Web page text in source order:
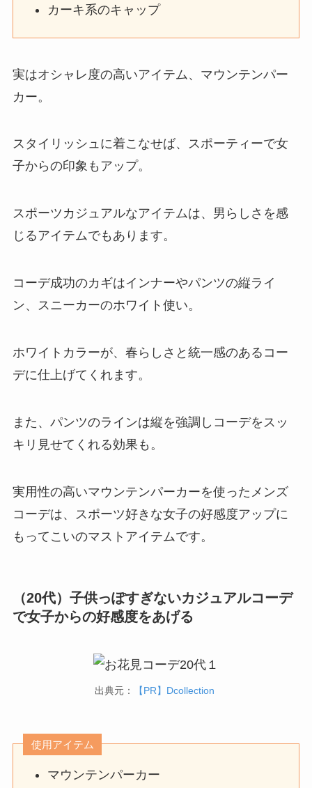
カーキ系のキャップ
実はオシャレ度の高いアイテム、マウンテンパー
カー。
スタイリッシュに着こなせば、スポーティーで女
子からの印象もアップ。
スポーツカジュアルなアイテムは、男らしさを感
じるアイテムでもあります。
コーデ成功のカギはインナーやパンツの縦ライ
ン、スニーカーのホワイト使い。
ホワイトカラーが、春らしさと統一感のあるコー
デに仕上げてくれます。
また、パンツのラインは縦を強調しコーデをスッ
キリ見せてくれる効果も。
実用性の高いマウンテンパーカーを使ったメンズ
コーデは、スポーツ好きな女子の好感度アップに
もってこいのマストアイテムです。
（20代）子供っぽすぎないカジュアルコーデ
で女子からの好感度をあげる
出典元： 【PR】Dcollection
使用アイテム
マウンテンパーカー